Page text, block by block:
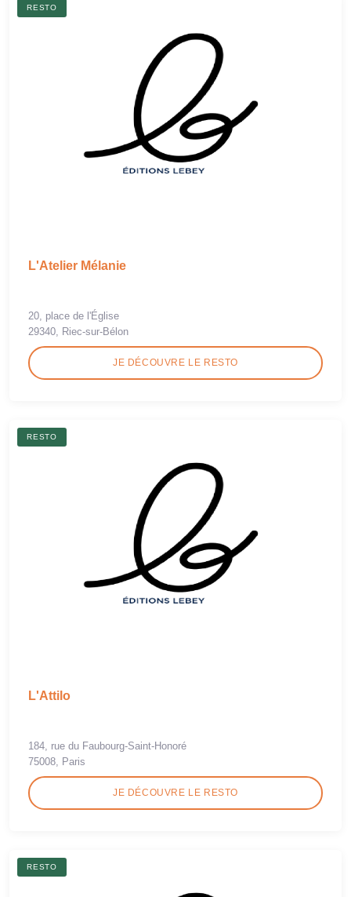
RESTO
L'Atelier Mélanie
20, place de l'Église
29340, Riec-sur-Bélon
JE DÉCOUVRE LE RESTO
RESTO
L'Attilo
184, rue du Faubourg-Saint-Honoré
75008, Paris
JE DÉCOUVRE LE RESTO
RESTO